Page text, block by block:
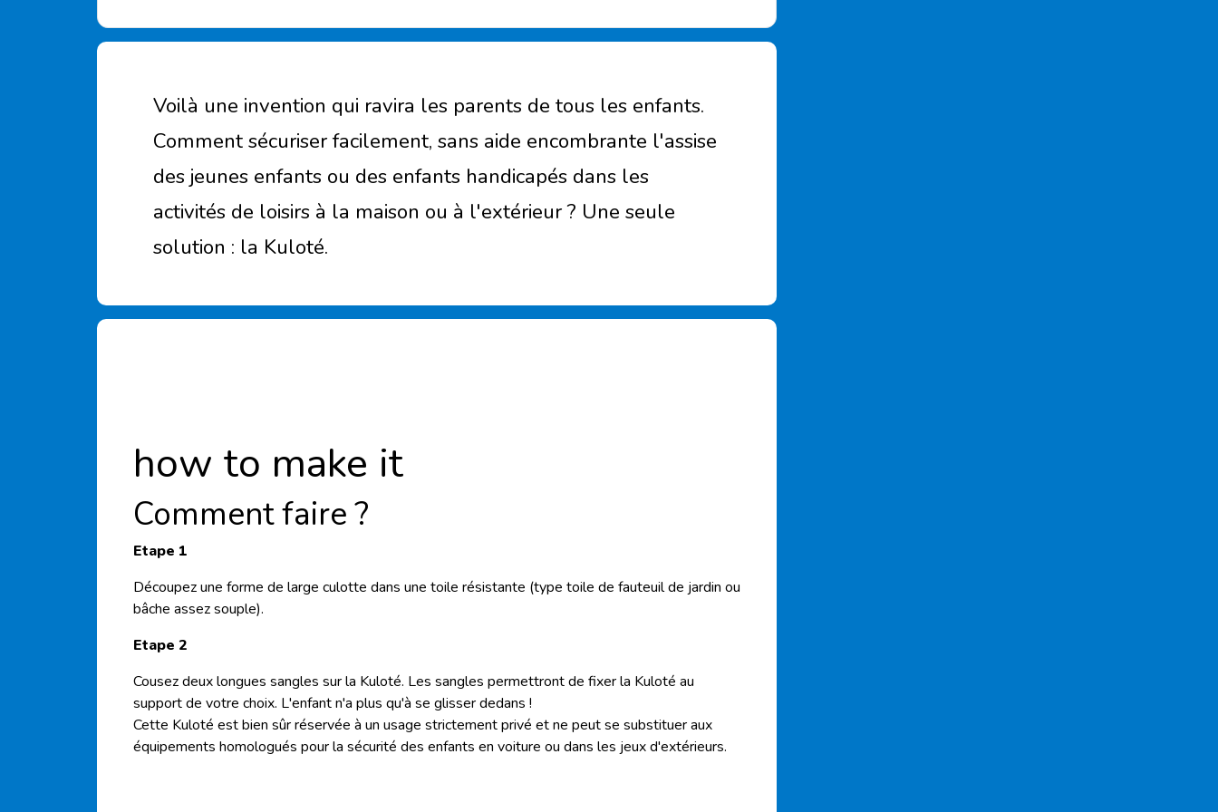
Voilà une invention qui ravira les parents de tous les enfants.
Comment sécuriser facilement, sans aide encombrante l'assise
des jeunes enfants ou des enfants handicapés dans les
activités de loisirs à la maison ou à l'extérieur ? Une seule
solution : la Kuloté.
how to make it
Comment faire ?
Etape 1
Découpez une forme de large culotte dans une toile résistante (type toile de fauteuil de jardin ou
bâche assez souple).
Etape 2
Cousez deux longues sangles sur la Kuloté. Les sangles permettront de fixer la Kuloté au
support de votre choix. L'enfant n'a plus qu'à se glisser dedans !
Cette Kuloté est bien sûr réservée à un usage strictement privé et ne peut se substituer aux
équipements homologués pour la sécurité des enfants en voiture ou dans les jeux d'extérieurs.